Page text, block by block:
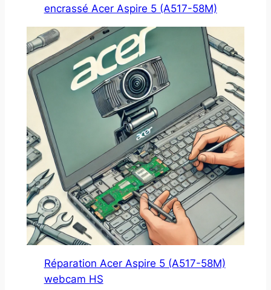
encrassé Acer Aspire 5 (A517-58M)
Réparation Acer Aspire 5 (A517-58M)
webcam HS